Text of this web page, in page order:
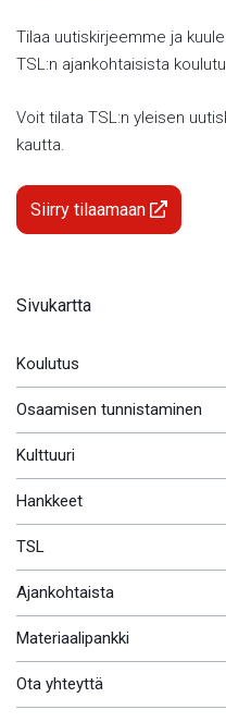
Tilaa uutiskirjeemme ja
TSL:n ajankohtaisista
Voit tilata TSL:n yleisen
kautta.
Siirry tilaamaan
Sivukartta
Koulutus
Osaamisen tunnistaminen
Kulttuuri
Hankkeet
TSL
Ajankohtaista
Materiaalipankki
Ota yhteyttä